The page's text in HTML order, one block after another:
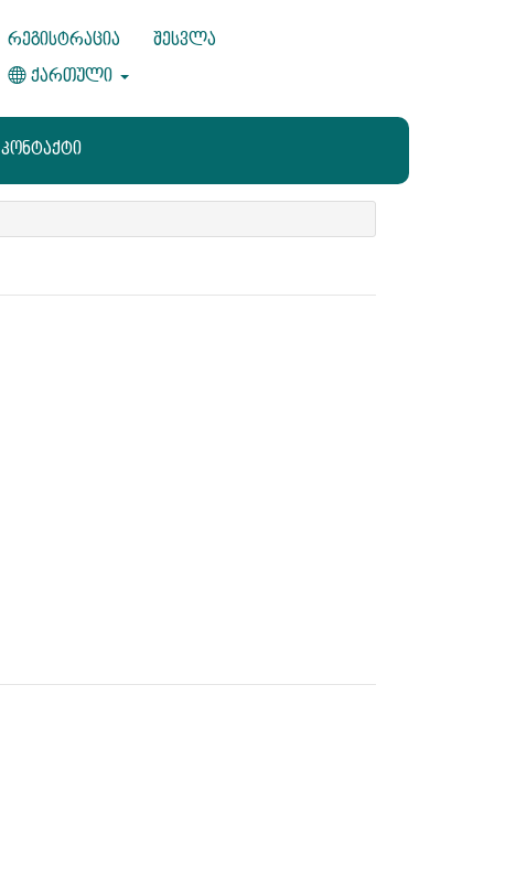
რეგისტრაცია
შესვლა
ქართული
კონტაქტი